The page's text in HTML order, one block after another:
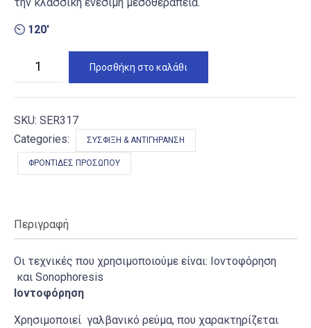
⏲ 120′
ποσότητα
Προσθήκη στο καλάθι
SKU: SER317
Categories:
ΣΎΣΦΙΞΗ & ΑΝΤΙΓΉΡΑΝΣΗ
ΦΡΟΝΤΊΔΕΣ ΠΡΟΣΏΠΟΥ
Περιγραφή
Οι τεχνικές που χρησιμοποιούμε είναι: Ιοντοφόρηση
και Sonophoresis
Ιοντοφόρηση
Χρησιμοποιεί γαλβανικό ρεύμα, που χαρακτηρίζεται